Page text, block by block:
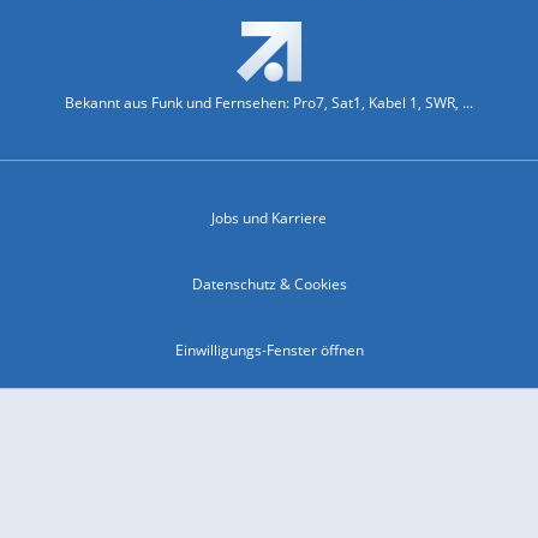
Bekannt aus Funk und Fernsehen: Pro7, Sat1, Kabel 1, SWR, ...
Jobs und Karriere
Datenschutz & Cookies
Einwilligungs-Fenster öffnen